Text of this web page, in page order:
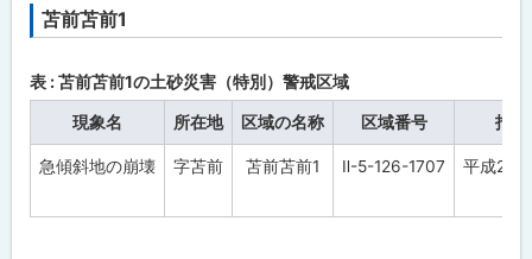
ト
プ
る
苫前苫前1
表 : 苫前苫前1の土砂災害（特別）警戒区域
現象名 所在地 区域の名称 区域番号 指定
急傾斜地の崩壊 字苫前 苫前苫前1 Ⅱ-5-126-1707 平成28